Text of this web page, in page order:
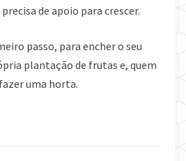
de apoio para crescer.
passo, para encher o seu
plantação de frutas e, quem
uma horta.